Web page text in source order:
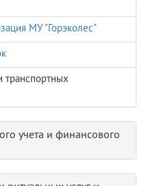
МУ "Горэколес"
транспортных
учета и финансового